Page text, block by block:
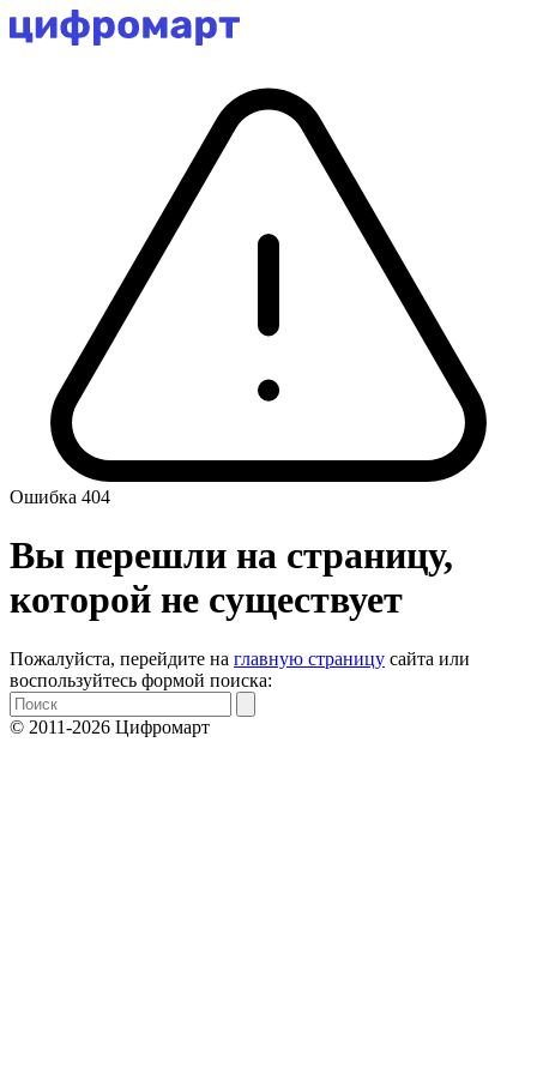
Ошибка 404
Вы перешли на страницу,
которой не существует
Пожалуйста, перейдите на главную страницу сайта или
воспользуйтесь формой поиска:
© 2011-2026 Цифромарт